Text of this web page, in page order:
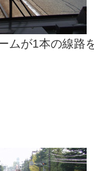
ムが1本の線路